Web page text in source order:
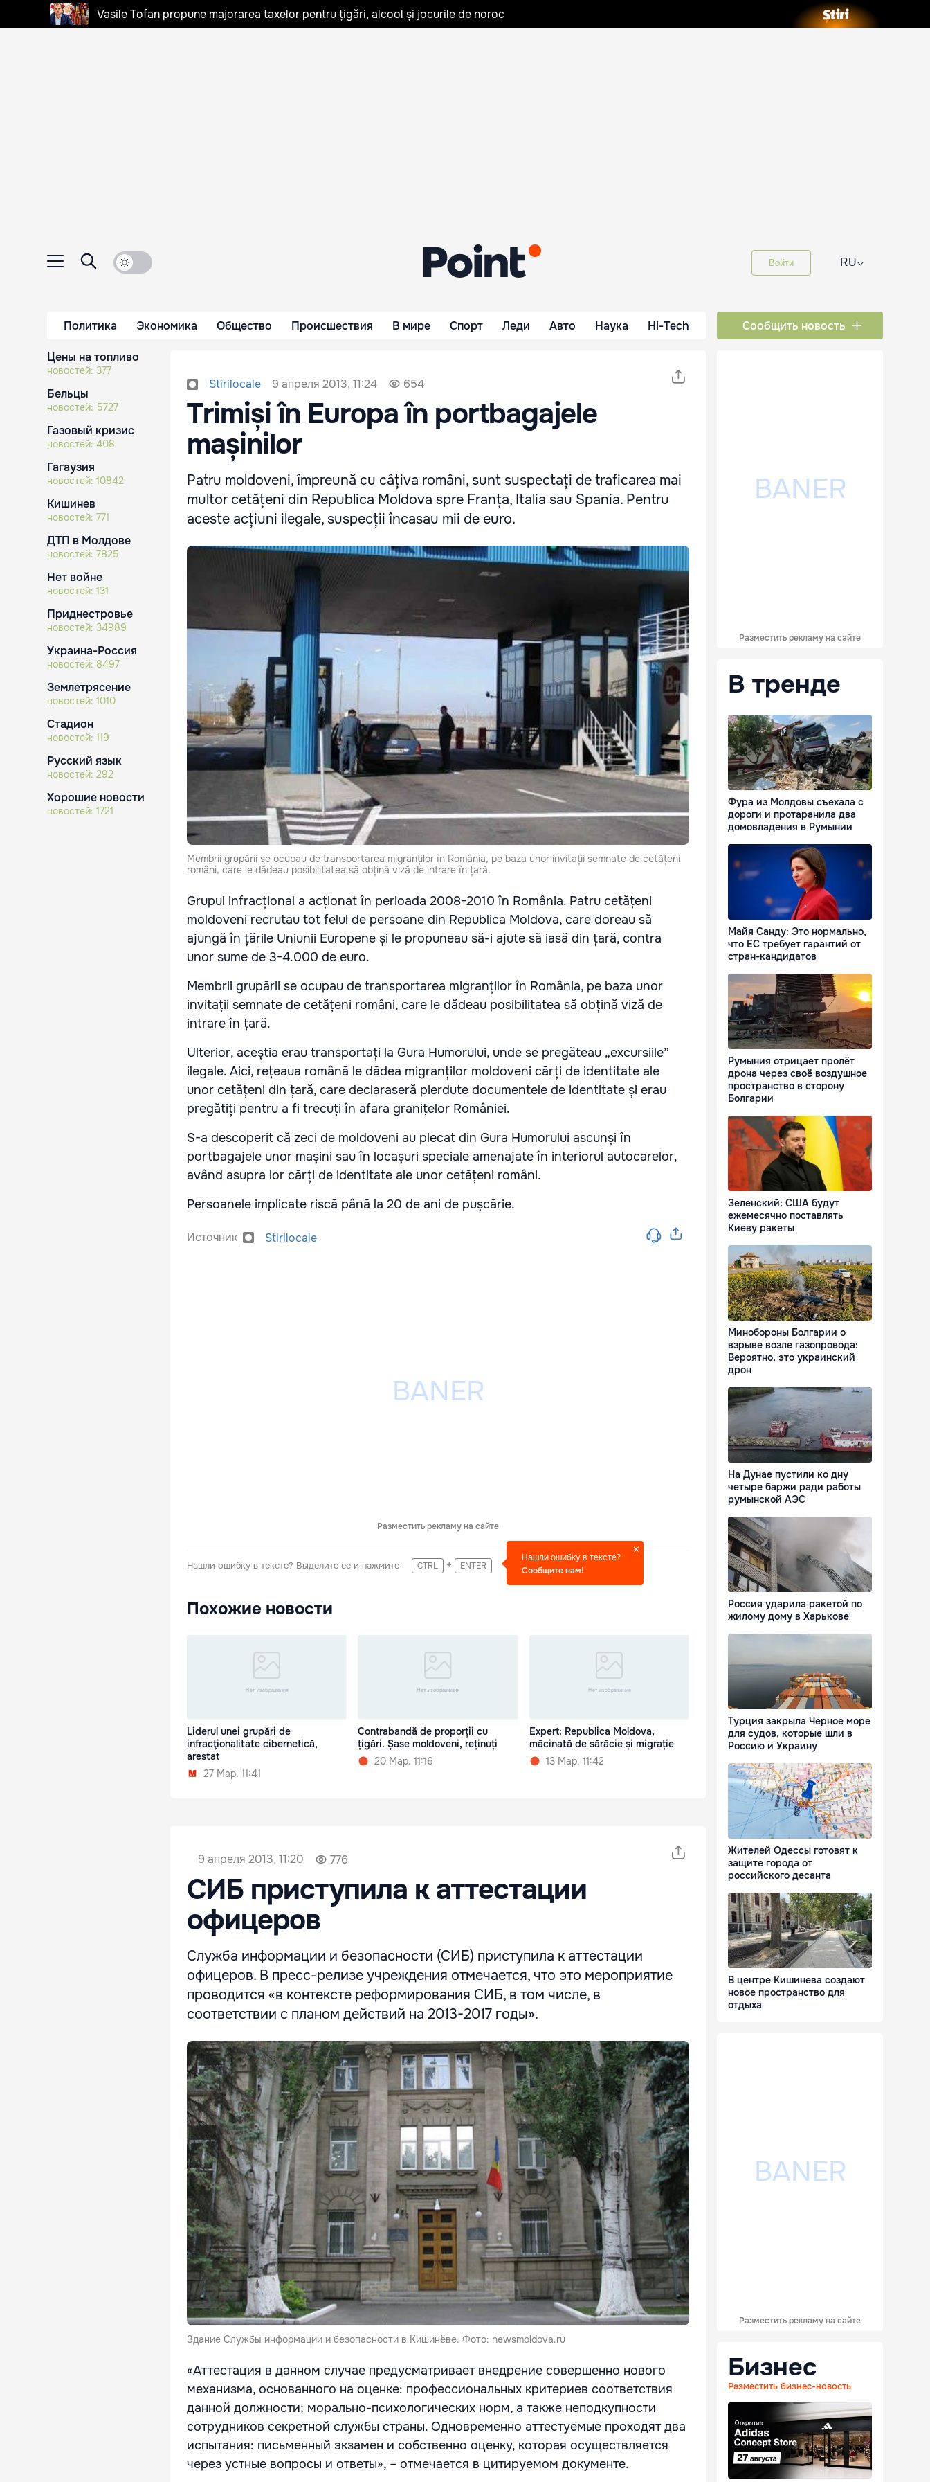
Vasile Tofan propune majorarea taxelor pentru țigări, alcool și jocurile de noroc
Войти RU⌵
Политика Экономика Общество Происшествия В мире Спорт Леди Авто Наука Hi-Tech Сообщить новость
Цены на топливо
новостей: 377
Бельцы
новостей: 5727
Газовый кризис
новостей: 408
Гагаузия
новостей: 10842
Кишинев
новостей: 771
ДТП в Молдове
новостей: 7825
Нет войне
новостей: 131
Приднестровье
новостей: 34989
Украина-Россия
новостей: 8497
Землетрясение
новостей: 1010
Стадион
новостей: 119
Русский язык
новостей: 292
Хорошие новости
новостей: 1721
Stirilocale 9 апреля 2013, 11:24 654
Trimiși în Europa în portbagajele
mașinilor
Patru moldoveni, împreună cu câțiva români, sunt suspectați de traficarea mai
multor cetățeni din Republica Moldova spre Franța, Italia sau Spania. Pentru
aceste acțiuni ilegale, suspecții încasau mii de euro.
Membrii grupării se ocupau de transportarea migranților în România, pe baza unor invitații semnate de cetățeni
români, care le dădeau posibilitatea să obțină viză de intrare în țară.
Grupul infracțional a acționat în perioada 2008-2010 în România. Patru cetățeni
moldoveni recrutau tot felul de persoane din Republica Moldova, care doreau să
ajungă în țările Uniunii Europene și le propuneau să-i ajute să iasă din țară, contra
unor sume de 3-4.000 de euro.
Membrii grupării se ocupau de transportarea migranților în România, pe baza unor
invitații semnate de cetățeni români, care le dădeau posibilitatea să obțină viză de
intrare în țară.
Ulterior, aceștia erau transportați la Gura Humorului, unde se pregăteau „excursiile”
ilegale. Aici, rețeaua română le dădea migranților moldoveni cărți de identitate ale
unor cetățeni din țară, care declaraseră pierdute documentele de identitate și erau
pregătiți pentru a fi trecuți în afara granițelor României.
S-a descoperit că zeci de moldoveni au plecat din Gura Humorului ascunși în
portbagajele unor mașini sau în locașuri speciale amenajate în interiorul autocarelor,
având asupra lor cărți de identitate ale unor cetățeni români.
Persoanele implicate riscă până la 20 de ani de pușcărie.
Источник Stirilocale
Разместить рекламу на сайте
Нашли ошибку в тексте? Выделите ее и нажмите CTRL + ENTER
Нашли ошибку в тексте?
Сообщите нам!
Похожие новости
Liderul unei grupări de
infracţionalitate cibernetică,
arestat
27 Мар. 11:41
Contrabandă de proporții cu
țigări. Șase moldoveni, reținuți
20 Мар. 11:16
Expert: Republica Moldova,
măcinată de sărăcie și migrație
13 Мар. 11:42
9 апреля 2013, 11:20 776
СИБ приступила к аттестации
офицеров
Служба информации и безопасности (СИБ) приступила к аттестации
офицеров. В пресс-релизе учреждения отмечается, что это мероприятие
проводится «в контексте реформирования СИБ, в том числе, в
соответствии с планом действий на 2013-2017 годы».
Здание Службы информации и безопасности в Кишинёве. Фото: newsmoldova.ru
«Аттестация в данном случае предусматривает внедрение совершенно нового
механизма, основанного на оценке: профессиональных критериев соответствия
данной должности; морально-психологических норм, а также неподкупности
сотрудников секретной службы страны. Одновременно аттестуемые проходят два
испытания: письменный экзамен и собственно оценку, которая осуществляется
через устные вопросы и ответы», – отмечается в цитируемом документе.
Разместить рекламу на сайте
В тренде
Фура из Молдовы съехала с
дороги и протаранила два
домовладения в Румынии
Майя Санду: Это нормально,
что ЕС требует гарантий от
стран-кандидатов
Румыния отрицает пролёт
дрона через своё воздушное
пространство в сторону
Болгарии
Зеленский: США будут
ежемесячно поставлять
Киеву ракеты
Минобороны Болгарии о
взрыве возле газопровода:
Вероятно, это украинский
дрон
На Дунае пустили ко дну
четыре баржи ради работы
румынской АЭС
Россия ударила ракетой по
жилому дому в Харькове
Турция закрыла Черное море
для судов, которые шли в
Россию и Украину
Жителей Одессы готовят к
защите города от
российского десанта
В центре Кишинева создают
новое пространство для
отдыха
Разместить рекламу на сайте
Бизнес
Разместить бизнес-новость